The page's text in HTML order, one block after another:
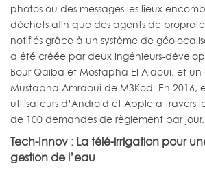
photos ou des messages les lieux
déchets afin que des agents de
notifiés grâce à un système de
a été créée par deux ingénieurs-
Bour Qaiba et Mostapha El Alaoui, et un
Mustapha Amraoui de M3Kod. En 2016,
utilisateurs d’Android et Apple a travers
de 100 demandes de règlement par jour.
Tech-Innov : La télé-irrigation pour
gestion de l’eau